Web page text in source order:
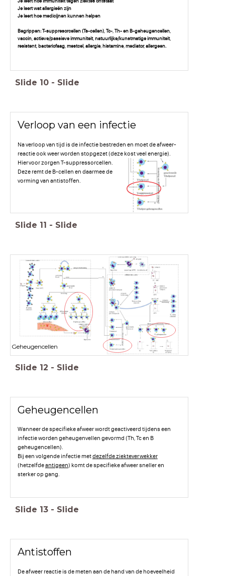
Je leert wat allergieën zijn
Je leert hoe medicijnen kunnen helpen
Begrippen: T-suppresorcellen (Ts-cellen), Tc-, Th- en B-geheugencellen,
vaccin, actieve/passieve immuniteit, natuurlijke/kunstmatige immuniteit,
resistent, bacteriofaag, mestcel, allergie, histamine, mediator, allergeen.
Slide 10 - Slide
Verloop van een infectie
Na verloop van tijd is de infectie bestreden en moet de afweer-
reactie ook weer worden stopgezet (deze kost veel energie).
Hiervoor zorgen T-suppressorcellen.
Deze remt de B-cellen en daarmee de
vorming van antistoffen.
Slide 11 - Slide
Geheugencellen
Slide 12 - Slide
Geheugencellen
Wanneer de specifieke afweer wordt geactiveerd tijdens een
infectie worden geheugenvellen gevormd (Th, Tc en B
geheugencellen).
Bij een volgende infectie metdezelfde ziekteverwekker
(hetzelfdeantigeen) komt de specifieke afweer sneller en
sterker op gang.
Slide 13 - Slide
Antistoffen
De afweer reactie is de meten aan de hand van de hoeveelheid